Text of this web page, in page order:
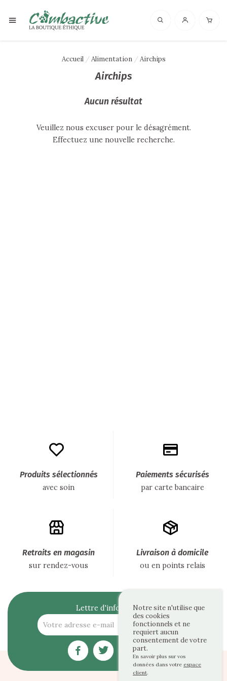
Notre site n'utilise que
des cookies
fonctionnels et ne
requiert aucun
consentement de votre
part.
En savoir plus sur vos
données dans votre espace
client.
Accueil Alimentation Airchips
Airchips
Aucun résultat
Veuillez nous excuser pour le désagrément.
Effectuez une nouvelle recherche.
Produits sélectionnés
avec soin
Paiements sécurisés
par carte bancaire
Retraits en magasin
sur rendez-vous
Livraison à domicile
ou en points relais
Lettre d'informations